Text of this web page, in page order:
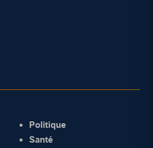
Politique
Santé